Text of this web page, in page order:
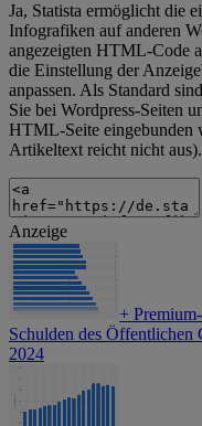
Ja, Statista ermöglicht die
Infografiken auf anderen
angezeigten HTML-Code
die Einstellung der
anpassen. Als Standard
Sie bei Wordpress-Seiten
HTML-Seite eingebunden
Artikeltext reicht nicht aus).
Anzeige
+
Schulden des Öffentlichen
2024